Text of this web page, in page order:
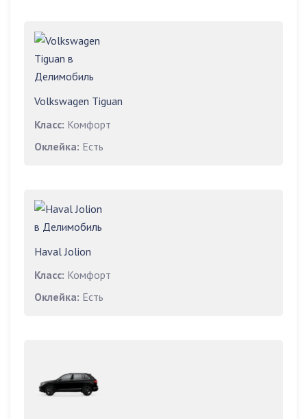
Volkswagen Tiguan
Класс: Комфорт
Оклейка: Есть
Haval Jolion
Класс: Комфорт
Оклейка: Есть